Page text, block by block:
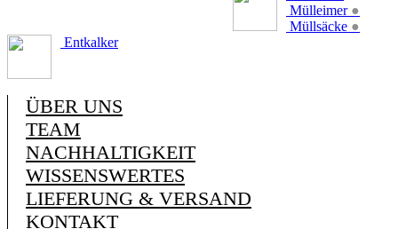
Mülleimer ●
Müllsäcke ●
Entkalker
ÜBER UNS
TEAM
NACHHALTIGKEIT
WISSENSWERTES
LIEFERUNG & VERSAND
KONTAKT